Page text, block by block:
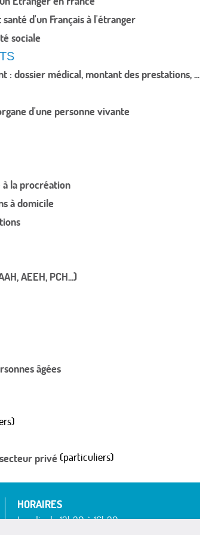
d'un Français à l'étranger
sociale
: dossier médical, montant des prestations, ...
d'une personne vivante
à la procréation
à domicile
AEEH, PCH...)
âgées
privé (particuliers)
HORAIRES
Lundi : de 13h30 à 16h30